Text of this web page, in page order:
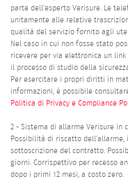
parte dell’esperto Verisure. Le
unitamente alle relative
qualità del servizio fornito agli
Nel caso in cui non fosse stato
ricevere per via elettronica un
il processo di studio della
Per esercitare i propri diritti in
informazioni, è possibile
Politica di Privacy e Compliance
2 - Sistema di allarme Verisure in
Possibilità di riscatto dell’allarme,
sottoscrizione del contratto.
giorni. Corrispettivo per recesso
dopo i primi 12 mesi, a costo zero.